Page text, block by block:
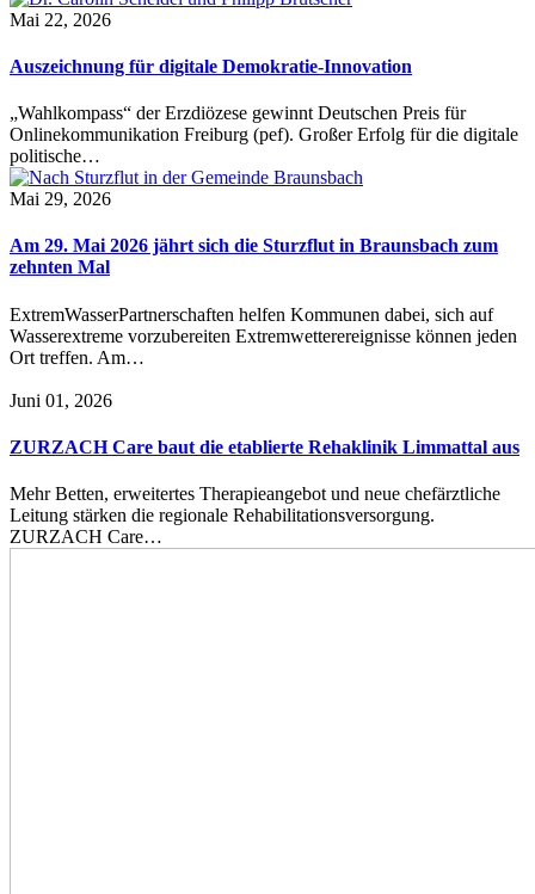
Mai 22, 2026
Auszeichnung für digitale Demokratie-Innovation
„Wahlkompass“ der Erzdiözese gewinnt Deutschen Preis für
Onlinekommunikation Freiburg (pef). Großer Erfolg für die digitale
politische…
Mai 29, 2026
Am 29. Mai 2026 jährt sich die Sturzflut in Braunsbach zum
zehnten Mal
ExtremWasserPartnerschaften helfen Kommunen dabei, sich auf
Wasserextreme vorzubereiten Extremwetterereignisse können jeden
Ort treffen. Am…
Juni 01, 2026
ZURZACH Care baut die etablierte Rehaklinik Limmattal aus
Mehr Betten, erweitertes Therapieangebot und neue chefärztliche
Leitung stärken die regionale Rehabilitationsversorgung.
ZURZACH Care…